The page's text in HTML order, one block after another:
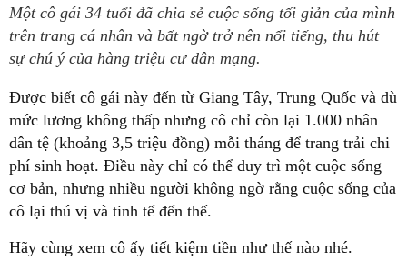
Một cô gái 34 tuổi đã chia sẻ cuộc sống tối giản của mình
trên trang cá nhân và bất ngờ trở nên nổi tiếng, thu hút
sự chú ý của hàng triệu cư dân mạng.
Được biết cô gái này đến từ Giang Tây, Trung Quốc và dù
mức lương không thấp nhưng cô chỉ còn lại 1.000 nhân
dân tệ (khoảng 3,5 triệu đồng) mỗi tháng để trang trải chi
phí sinh hoạt. Điều này chỉ có thể duy trì một cuộc sống
cơ bản, nhưng nhiều người không ngờ rằng cuộc sống của
cô lại thú vị và tinh tế đến thế.
Hãy cùng xem cô ấy tiết kiệm tiền như thế nào nhé.